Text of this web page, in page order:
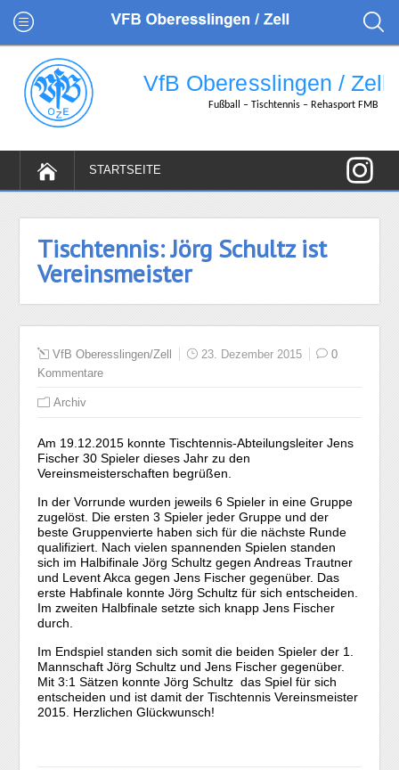
Tischtennis: Jörg Schultz ist
Vereinsmeister
VfB Oberesslingen/Zell 23. Dezember 2015
0
Kommentare
Archiv
Am 19.12.2015 konnte Tischtennis-Abteilungsleiter Jens
Fischer 30 Spieler dieses Jahr zu den
Vereinsmeisterschaften begrüßen.
In der Vorrunde wurden jeweils 6 Spieler in eine Gruppe
zugelöst. Die ersten 3 Spieler jeder Gruppe und der
beste Gruppenvierte haben sich für die nächste Runde
qualifiziert. Nach vielen spannenden Spielen standen
sich im Halbifinale Jörg Schultz gegen Andreas Trautner
und Levent Akca gegen Jens Fischer gegenüber. Das
erste Habfinale konnte Jörg Schultz für sich entscheiden.
Im zweiten Halbfinale setzte sich knapp Jens Fischer
durch.
Im Endspiel standen sich somit die beiden Spieler der 1.
Mannschaft Jörg Schultz und Jens Fischer gegenüber.
Mit 3:1 Sätzen konnte Jörg Schultz das Spiel für sich
entscheiden und ist damit der Tischtennis Vereinsmeister
2015. Herzlichen Glückwunsch!